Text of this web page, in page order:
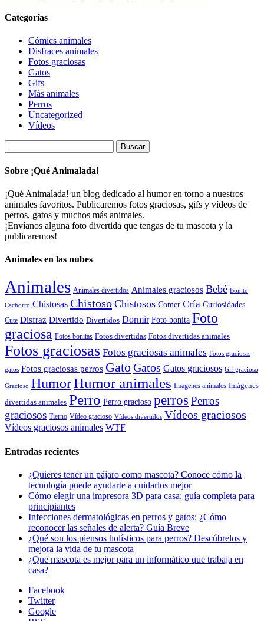
Categorías
Cómics animales
Disfraces animales
Fotos graciosas
Gatos
Gifs
Más animales
Perros
Uncategorized
Vídeos
Sobre ¡Qué Animalada!
¡Qué Animalada! un blog dedicado al humor en torno a nuestros
animales favoritos. Publicaremos fotos graciosas, gifs y vídeos de
perros, gatos y muchos más animales.
¡Envíanos alguna foto divertida que tengas de tu mascota y la
publicaremos!
Animales en las nubes
Animales Animales divertidos Animales graciosos Bebé Bonito
Cachorro Chistosas Chistoso Chistosos Comer Cría Curiosidades
Cute Disfraz Divertido Divertidos Dormir Foto bonita Foto
graciosa Fotos bonitas Fotos divertidas Fotos divertidas animales
Fotos graciosas Fotos graciosas animales Fotos graciosas
gatos Fotos graciosas perros GatoGatos Gatos graciosos Gif gracioso
Gracioso HumorHumor animales Imágenes animales Imágenes
divertidas animales Perro Perro gracioso perros Perros
graciosos Tierno Vídeo gracioso Vídeos divertidos Vídeos graciosos
Vídeos graciosos animales WTF
Entradas recientes
¿Quieres tener un pájaro como mascota? Conoce cómo la
tecnología puede ayudarte a cuidarlos mejor
Cómo elegir una impresora 3D para casa: guía completa para
principiantes
Infecciones dermatológicas en perros y gatos: ¿Cómo
reconocer las señales de alerta? Guía Breve
¿Qué son los piensos holísticos para perros? Descúbrelos y
mejora la vida de tu mascota
¿Qué mascota es mejor para un informático que trabaja en
casa?
Facebook
Twitter
Google